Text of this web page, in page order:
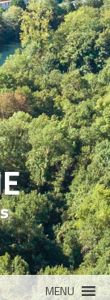
MENU